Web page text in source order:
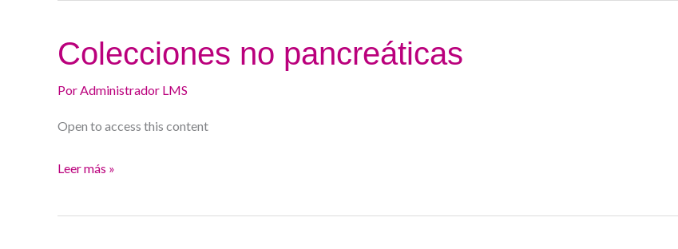
Colecciones no pancreáticas
PorAdministrador LMS
Open to access this content
Colecciones
no
pancreáticas
Leer más »